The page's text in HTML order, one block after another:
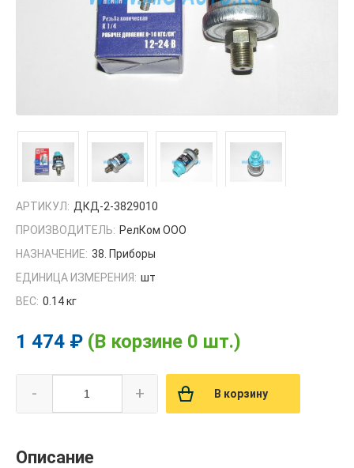
АРТИКУЛ: ДКД-2-3829010
ПРОИЗВОДИТЕЛЬ: РелКом ООО
НАЗНАЧЕНИЕ: 38. Приборы
ЕДИНИЦА ИЗМЕРЕНИЯ: шт
ВЕС: 0.14 кг
1 474 ₽ (В корзине 0 шт.)
- + В корзину
Описание